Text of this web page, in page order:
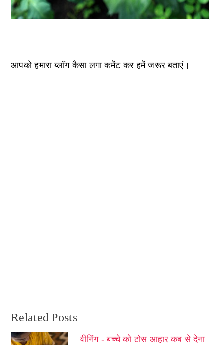
आपको हमारा ब्लॉग कैसा लगा कमेंट कर हमें जरूर बताएं।
Related Posts
वीनिंग - बच्चे को ठोस आहार कब से देना